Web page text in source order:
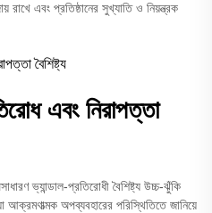
রাখে এবং প্রতিষ্ঠানের সুখ্যাতি ও নিয়ন্ত্রক
এবং নিরাপত্তা
ভ্যান্ডাল-প্রতিরোধী বৈশিষ্ট্য উচ্চ-ঝুঁকি
আক্রমণাত্মক অপব্যবহারের পরিস্থিতিতে জানিয়ে